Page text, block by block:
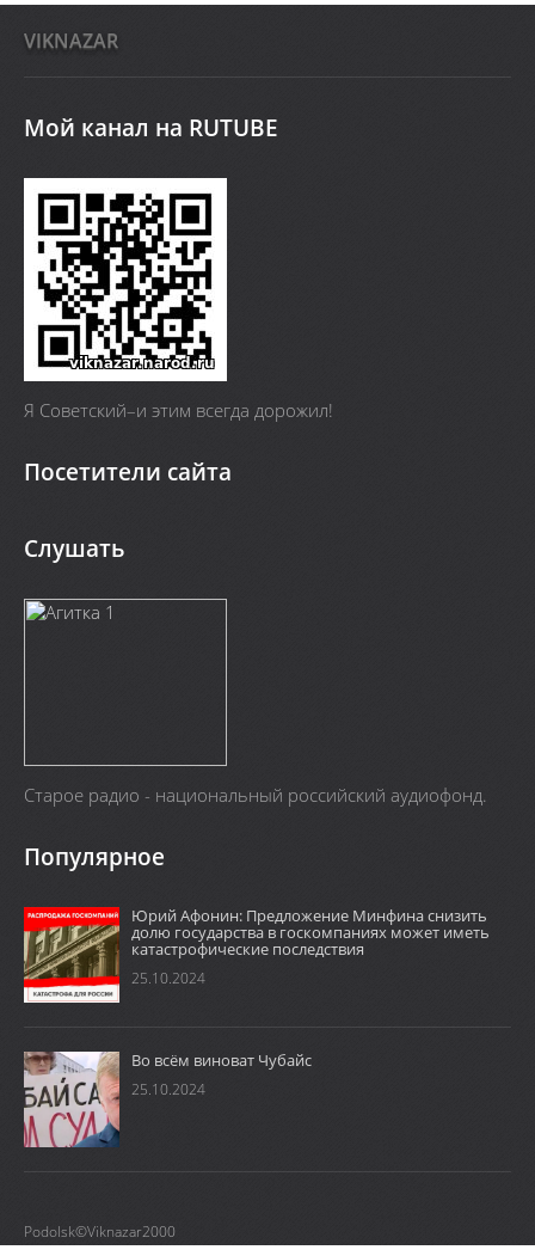
VIKNAZAR
Мой канал на RUTUBE
Я Cоветский–и этим всегда дорожил!
Посетители сайта
Слушать
Старое радио - национальный российский аудиофонд.
Популярное
Юрий Афонин: Предложение Минфина снизить
долю государства в госкомпаниях может иметь
катастрофические последствия
25.10.2024
Во всём виноват Чубайс
25.10.2024
Podolsk©Viknazar2000